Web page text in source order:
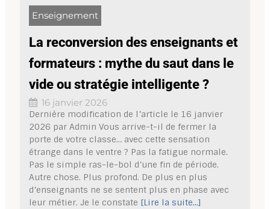
Enseignement
La reconversion des enseignants et
formateurs : mythe du saut dans le
vide ou stratégie intelligente ?
16 janvier 2026
Dernière modification de l’article le 16 janvier
2026 par Admin Vous arrive-t-il de fermer la
porte de votre classe… avec cette sensation
étrange dans le ventre ? Pas la fatigue normale.
Pas le simple ras-le-bol d’une fin de période.
Autre chose. Plus profond. De plus en plus
d’enseignants ne se sentent plus en phase avec
leur métier. Je le constate [Lire la suite...]